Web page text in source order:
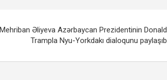
Mehriban Əliyeva Azərbaycan Prezidentinin Donald
Trampla Nyu-Yorkdakı dialoqunu paylaşıb